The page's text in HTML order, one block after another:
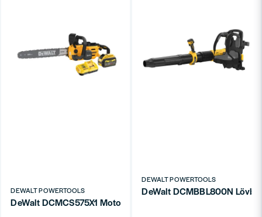
DEWALT POWERTOOLS
DeWalt DCMCS575X1 Motorsåg XR FLEXVOLT 54V 50cm
DEWALT POWERTOOLS
DeWalt DCMBBL800N